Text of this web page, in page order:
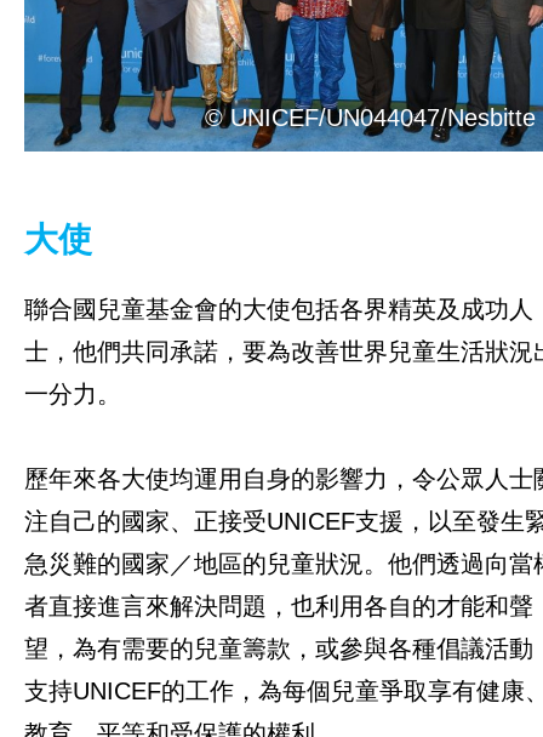
© UNICEF/UN044047/Nesbitte
大使
聯合國兒童基金會的大使包括各界精英及成功人
士，他們共同承諾，要為改善世界兒童生活狀況
一分力。
歷年來各大使均運用自身的影響力，令公眾人士
注自己的國家、正接受UNICEF支援，以至發生
急災難的國家／地區的兒童狀況。他們透過向當
者直接進言來解決問題，也利用各自的才能和聲
望，為有需要的兒童籌款，或參與各種倡議活動
支持UNICEF的工作，為每個兒童爭取享有健康